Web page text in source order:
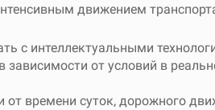
движением
с интеллектуальными
зависимости от условий в
от времени суток, дорожного